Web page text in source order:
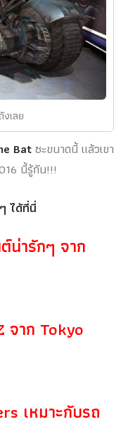
เลย
Batซะขนาดนี้ แล้วเขา
นี้รู้กัน!!!
ได้ที่นี่
น่ารักๆ จาก
จาก Tokyo
เหมาะกับรถ